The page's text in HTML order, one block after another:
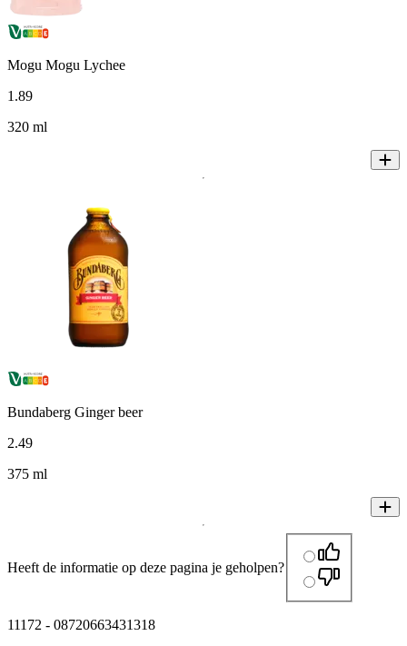
Mogu Mogu Lychee
1 .89
320 ml
Bundaberg Ginger beer
2.49
375 ml
Heeft de informatie op deze pagina je geholpen?
11172 - 08720663431318